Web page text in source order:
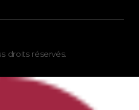
droits réservés.